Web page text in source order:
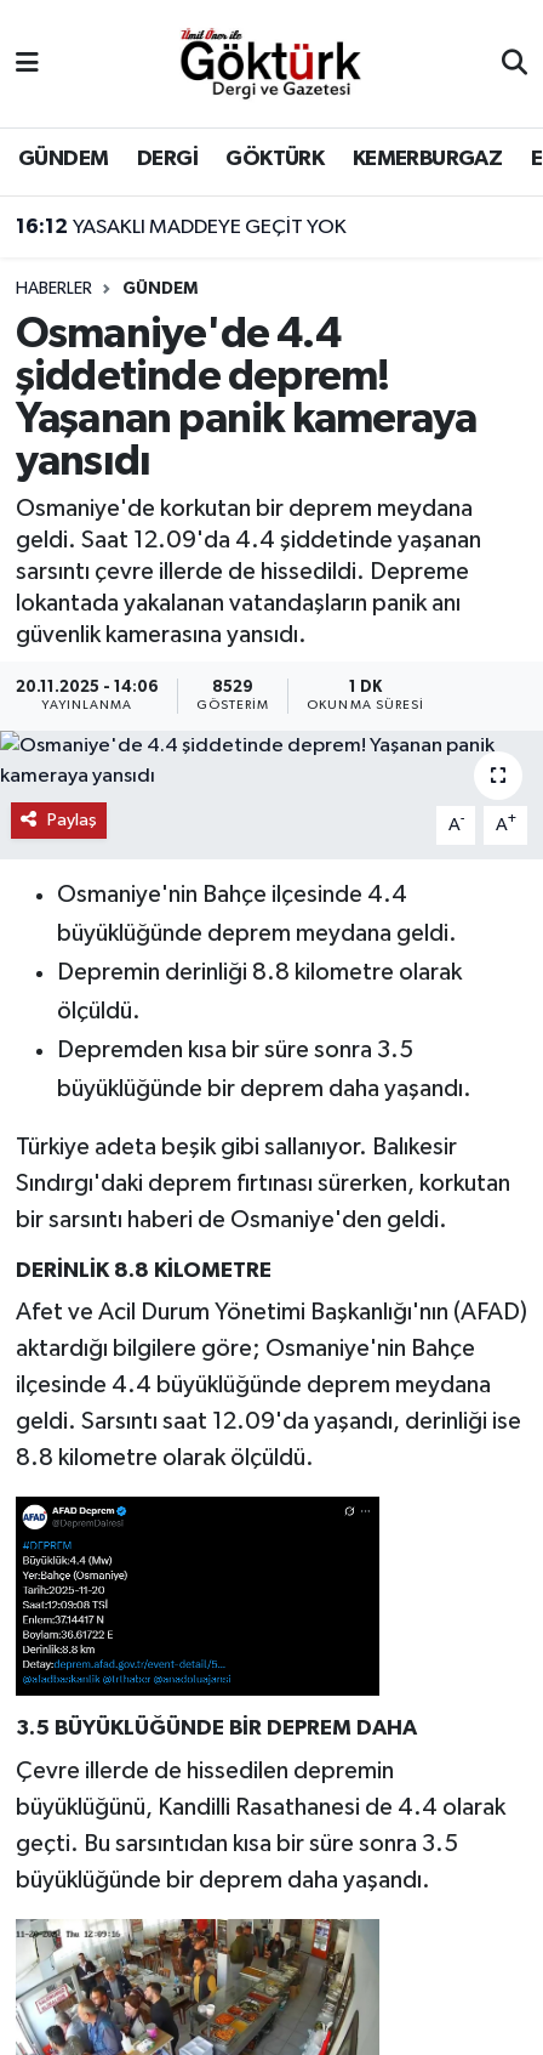
GÜNDEM DERGİ GÖKTÜRK KEMERBURGAZ
16:12 YASAKLI MADDEYE GEÇİT YOK
HABERLER GÜNDEM
Osmaniye'de 4.4
şiddetinde deprem!
Yaşanan panik kameraya
yansıdı
Osmaniye'de korkutan bir deprem meydana
geldi. Saat 12.09'da 4.4 şiddetinde yaşanan
sarsıntı çevre illerde de hissedildi. Depreme
lokantada yakalanan vatandaşların panik anı
güvenlik kamerasına yansıdı.
20.11.2025 - 14:06
YAYINLANMA
8529
GÖSTERIM
1 DK
OKUNMA SÜRESI
Paylaş A- A+
Osmaniye'nin Bahçe ilçesinde 4.4
büyüklüğünde deprem meydana geldi.
Depremin derinliği 8.8 kilometre olarak
ölçüldü.
Depremden kısa bir süre sonra 3.5
büyüklüğünde bir deprem daha yaşandı.
Türkiye adeta beşik gibi sallanıyor. Balıkesir
Sındırgı'daki deprem fırtınası sürerken, korkutan
bir sarsıntı haberi de Osmaniye'den geldi.
DERİNLİK 8.8 KİLOMETRE
Afet ve Acil Durum Yönetimi Başkanlığı'nın (AFAD)
aktardığı bilgilere göre; Osmaniye'nin Bahçe
ilçesinde 4.4 büyüklüğünde deprem meydana
geldi. Sarsıntı saat 12.09'da yaşandı, derinliği ise
8.8 kilometre olarak ölçüldü.
3.5 BÜYÜKLÜĞÜNDE BİR DEPREM DAHA
Çevre illerde de hissedilen depremin
büyüklüğünü, Kandilli Rasathanesi de 4.4 olarak
geçti. Bu sarsıntıdan kısa bir süre sonra 3.5
büyüklüğünde bir deprem daha yaşandı.
BİLİM
DERGİ
DÜNYA
EĞİTİM
GÖKTÜRK
GÜNDEM
KEMERBURGAZ
KÜLTÜR - SANAT
MAGAZİN
ÖZEL HABER
SAĞLIK
SPOR
TEKNOLOJİ
TİCARET
YAŞAM
Eyüpsultan Hava Durumu
Eyüpsultan Trafik Yoğunluk Haritası
Süper Lig Puan Durumu ve Fikstür
Tüm Manşetler
Son Dakika Haberleri